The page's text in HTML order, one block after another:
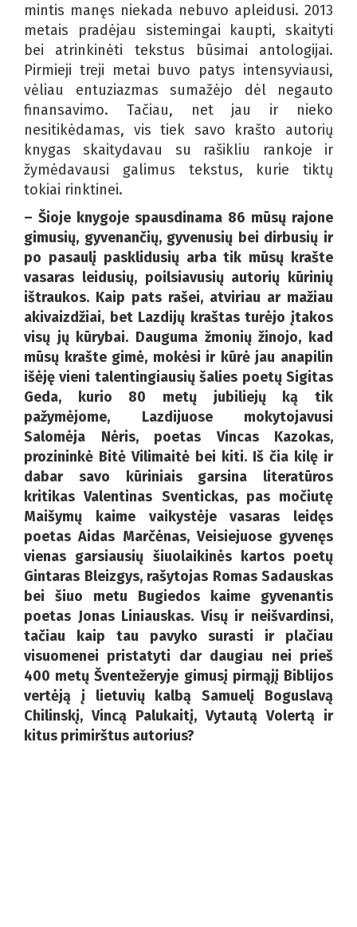
mintis manęs niekada nebuvo apleidusi. 2013
metais pradėjau sistemingai kaupti, skaityti
bei atrinkinėti tekstus būsimai antologijai.
Pirmieji treji metai buvo patys intensyviausi,
vėliau entuziazmas sumažėjo dėl negauto
finansavimo. Tačiau, net jau ir nieko
nesitikėdamas, vis tiek savo krašto autorių
knygas skaitydavau su rašikliu rankoje ir
žymėdavausi galimus tekstus, kurie tiktų
tokiai rinktinei.
– Šioje knygoje spausdinama 86 mūsų rajone
gimusių, gyvenančių, gyvenusių bei dirbusių ir
po pasaulį pasklidusių arba tik mūsų krašte
vasaras leidusių, poilsiavusių autorių kūrinių
ištraukos. Kaip pats rašei, atviriau ar mažiau
akivaizdžiai, bet Lazdijų kraštas turėjo įtakos
visų jų kūrybai. Dauguma žmonių žinojo, kad
mūsų krašte gimė, mokėsi ir kūrė jau anapilin
išėję vieni talentingiausių šalies poetų Sigitas
Geda, kurio 80 metų jubiliejų ką tik
pažymėjome, Lazdijuose mokytojavusi
Salomėja Nėris, poetas Vincas Kazokas,
prozininkė Bitė Vilimaitė bei kiti. Iš čia kilę ir
dabar savo kūriniais garsina literatūros
kritikas Valentinas Sventickas, pas močiutę
Maišymų kaime vaikystėje vasaras leidęs
poetas Aidas Marčėnas, Veisiejuose gyvenęs
vienas garsiausių šiuolaikinės kartos poetų
Gintaras Bleizgys, rašytojas Romas Sadauskas
bei šiuo metu Bugiedos kaime gyvenantis
poetas Jonas Liniauskas. Visų ir neišvardinsi,
tačiau kaip tau pavyko surasti ir plačiau
visuomenei pristatyti dar daugiau nei prieš
400 metų Šventežeryje gimusį pirmąjį Biblijos
vertėją į lietuvių kalbą Samuelį Boguslavą
Chilinskį, Vincą Palukaitį, Vytautą Volertą ir
kitus primirštus autorius?